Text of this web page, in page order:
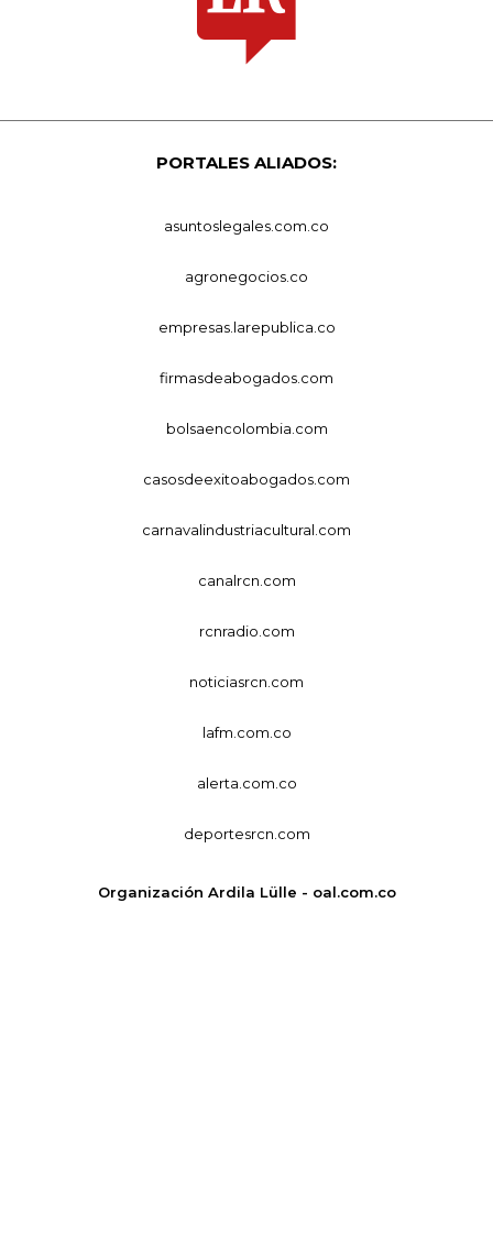
PORTALES ALIADOS:
asuntoslegales.com.co
agronegocios.co
empresas.larepublica.co
firmasdeabogados.com
bolsaencolombia.com
casosdeexitoabogados.com
carnavalindustriacultural.com
canalrcn.com
rcnradio.com
noticiasrcn.com
lafm.com.co
alerta.com.co
deportesrcn.com
Organización Ardila Lülle - oal.com.co